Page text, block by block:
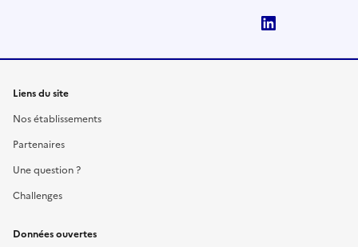
Liens du site
Nos établissements
Partenaires
Une question ?
Challenges
Données ouvertes